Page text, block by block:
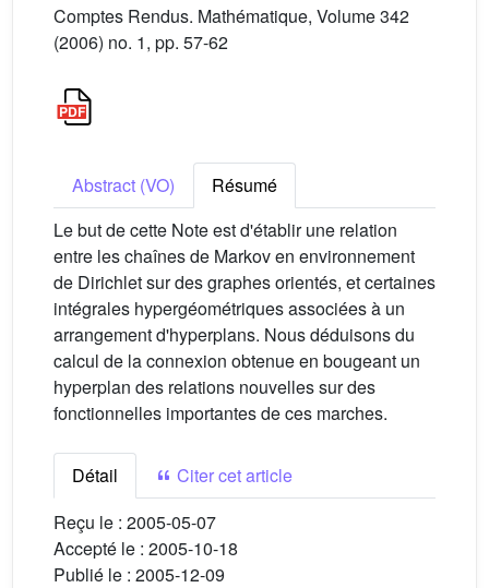
Comptes Rendus. Mathématique, Volume 342
(2006) no. 1, pp. 57-62
Abstract (VO)
Résumé
Le but de cette Note est d'établir une relation
entre les chaînes de Markov en environnement
de Dirichlet sur des graphes orientés, et certaines
intégrales hypergéométriques associées à un
arrangement d'hyperplans. Nous déduisons du
calcul de la connexion obtenue en bougeant un
hyperplan des relations nouvelles sur des
fonctionnelles importantes de ces marches.
Détail
Citer cet article
Reçu le : 2005-05-07
Accepté le : 2005-10-18
Publié le : 2005-12-09